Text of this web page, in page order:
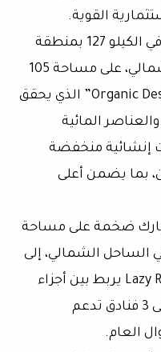
القوية.
وأشار إلى أن مشروع «AT» يقع في الكيلو 127 بمنطقة
سيدي عبدالرحمن بالساحل الشمالي، على مساحة 105
أفدنة، ويعتمد على مفهوم “Organic Design” الذي يحقق
المائية
إنشائية منخفضة
بما يضمن أعلى
ضخمة على مساحة
في الساحل الشمالي، إلى
جانب شبكة لاجونز ممتدة وLazy River يربط بين أجزاء
المشروع المختلفة، بالإضافة إلى 3 فنادق تدعم
العام.